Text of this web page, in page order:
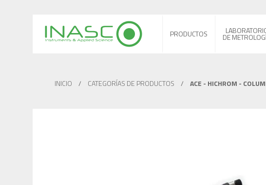
PRODUCTOS DE
INICIO / CATEGORÍAS DE PRODUCTOS / ACE - HICHROM -